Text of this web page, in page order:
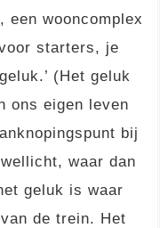
wooncomplex
starters, je
(Het geluk
ons eigen leven
bij
waar dan
geluk is waar
de trein. Het